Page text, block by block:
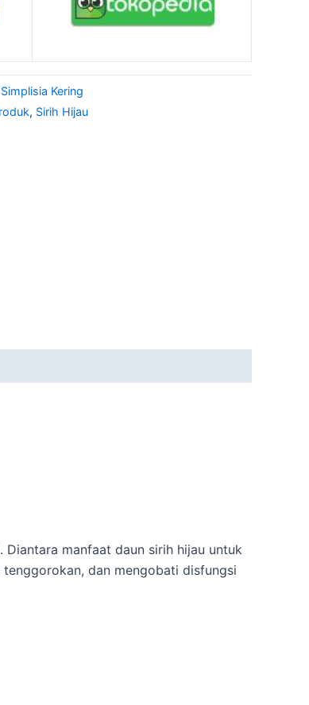
Simplisia Kering
, Sirih Hijau
manfaat daun sirih hijau untuk
dan mengobati disfungsi